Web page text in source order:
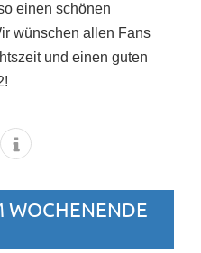
einen schönen
wünschen allen Fans
und einen guten
WOCHENENDE